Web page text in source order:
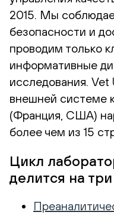
2015. Мы
безопасности и
проводим только
информативные
исследования. Vet
внешней системе
(Франция, США)
более чем из 15
Цикл
делится на